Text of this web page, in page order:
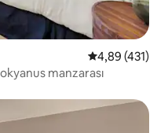
5 üzerinden
4,89 (431)
manzarası